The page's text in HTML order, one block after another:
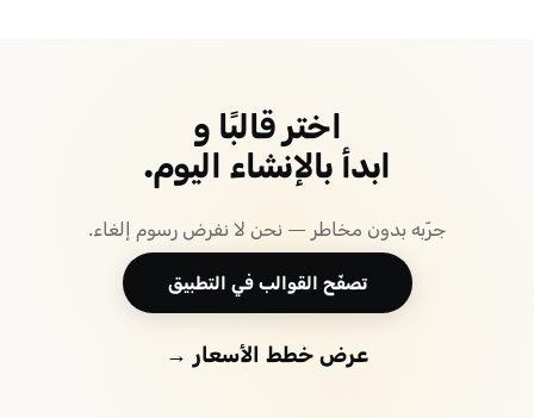
اختر قالبًا و
ابدأ بالإنشاء اليوم.
جرّبه بدون مخاطر — نحن لا نفرض رسوم إلغاء.
تصفّح القوالب في التطبيق
عرض خطط الأسعار →